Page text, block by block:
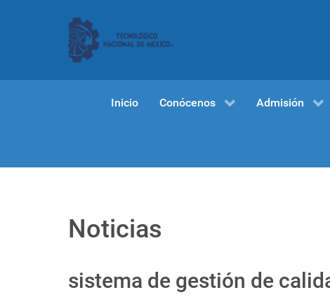
Inicio Conócenos Admisión
Noticias
sistema de gestión de